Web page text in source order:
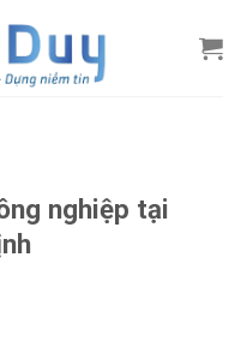
nghiệp tại